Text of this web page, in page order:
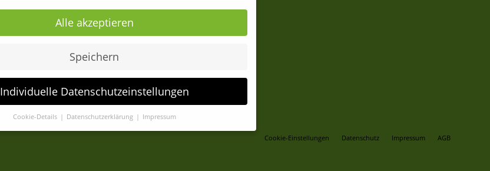
Cookie-Einstellungen Datenschutz Impressum AGB
Alle akzeptieren
Speichern
Individuelle Datenschutzeinstellungen
Cookie-Details Datenschutzerklärung Impressum
Datenschutzeinstellungen